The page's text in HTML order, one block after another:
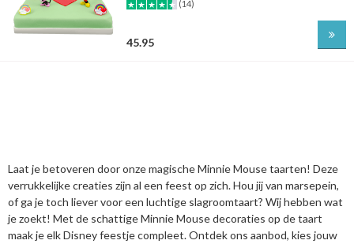
(14)
45.95
Laat je betoveren door onze magische Minnie Mouse taarten! Deze
verrukkelijke creaties zijn al een feest op zich. Hou jij van marsepein,
of ga je toch liever voor een luchtige slagroomtaart? Wij hebben wat
je zoekt! Met de schattige Minnie Mouse decoraties op de taart
maak je elk Disney feestje compleet. Ontdek ons aanbod, kies jouw